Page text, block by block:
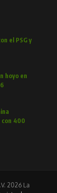
el PSG y
hoyo en
con 400
2026 La